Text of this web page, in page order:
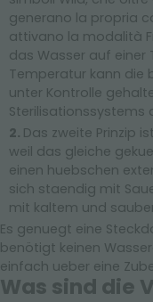
SUCHERGEBNISSE:
MEHR ERGEBNISSE FÜR
für retail – produkte
ausstellungssystem
generano la propria
attivano la modalità
das Wasser auf einer
Temperatur kann die
unter Kontrolle
Sterilisationssystems
Das zweite Prinzip
weil das gleiche
einen huebschen
sich staendig mit
mit kaltem und
Es genuegt eine
benötigt keinen
einfach ueber eine
Was sind die